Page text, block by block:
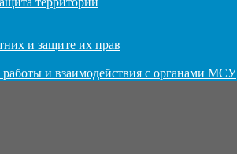
и защите их прав
и взаимодействия с органами МСУ